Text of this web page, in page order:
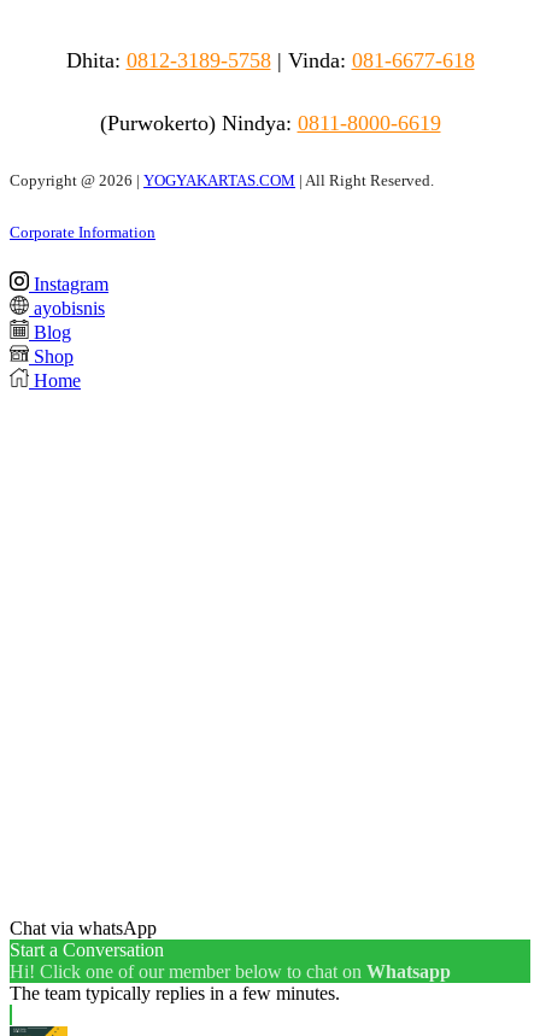
Dhita: 0812-3189-5758| Vinda: 081-6677-618
(Purwokerto) Nindya: 0811-8000-6619
Copyright @ 2026 | YOGYAKARTAS.COM | All Right Reserved.
Corporate Information
Instagram
ayobisnis
Blog
Shop
Home
Chat via whatsApp
Start a Conversation
Hi! Click one of our member below to chat on Whatsapp
The team typically replies in a few minutes.